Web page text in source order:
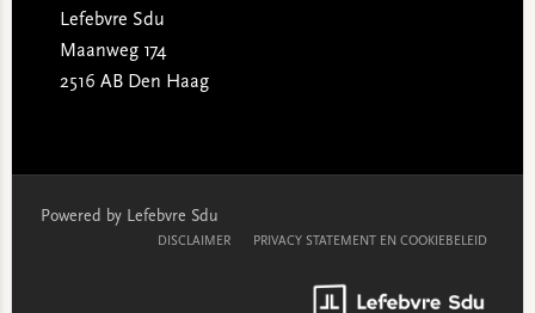
Lefebvre Sdu
Maanweg 174
2516 AB Den Haag
Powered by Lefebvre Sdu
DISCLAIMER PRIVACY STATEMENT EN COOKIEBELEID